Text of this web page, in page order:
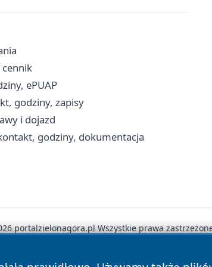
cennik
ePUAP
godziny, zapisy
i dojazd
godziny, dokumentacja
portalzielonagora.pl Wszystkie prawa